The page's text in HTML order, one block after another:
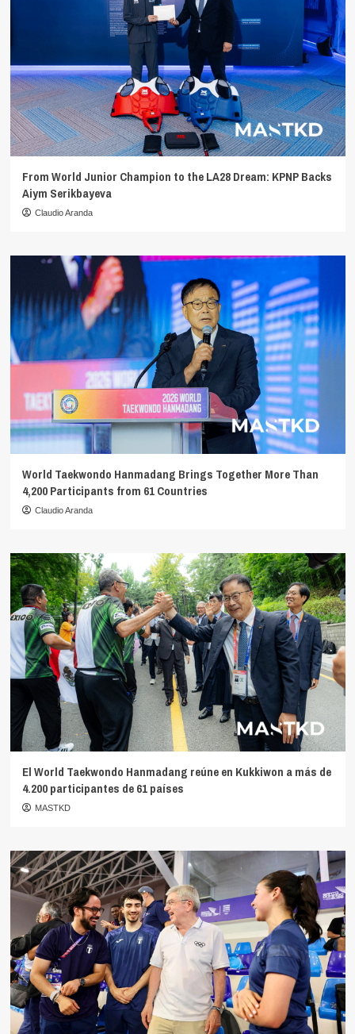
From World Junior Champion to the LA28 Dream: KPNP Backs
Aiym Serikbayeva
Claudio Aranda
World Taekwondo Hanmadang Brings Together More Than
4,200 Participants from 61 Countries
Claudio Aranda
El World Taekwondo Hanmadang reúne en Kukkiwon a más de
4.200 participantes de 61 países
MASTKD